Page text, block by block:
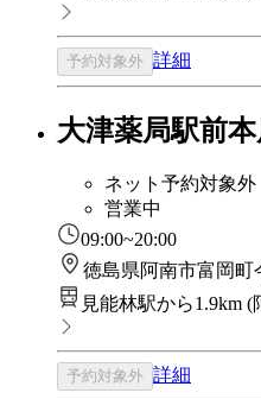
予約対象外 詳細
大津薬局駅前
ネット予約対象外
営業中
09:00~20:00
徳島県阿南市富岡町
見能林駅から1.9km (
予約対象外 詳細